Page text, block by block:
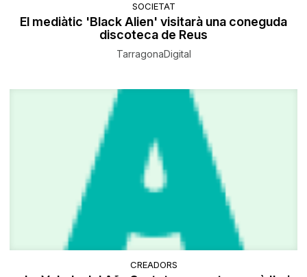
SOCIETAT
El mediàtic 'Black Alien' visitarà una coneguda
discoteca de Reus
TarragonaDigital
CREADORS